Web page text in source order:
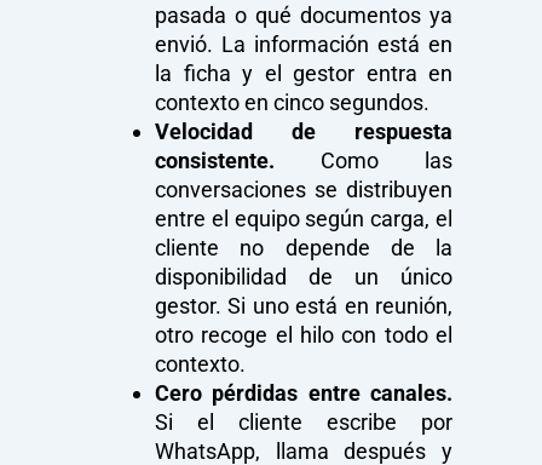
pasada o qué documentos ya
envió. La información está en
la ficha y el gestor entra en
contexto en cinco segundos.
Velocidad de respuesta
consistente. Como las
conversaciones se distribuyen
entre el equipo según carga, el
cliente no depende de la
disponibilidad de un único
gestor. Si uno está en reunión,
otro recoge el hilo con todo el
contexto.
Cero pérdidas entre canales.
Si el cliente escribe por
WhatsApp, llama después y